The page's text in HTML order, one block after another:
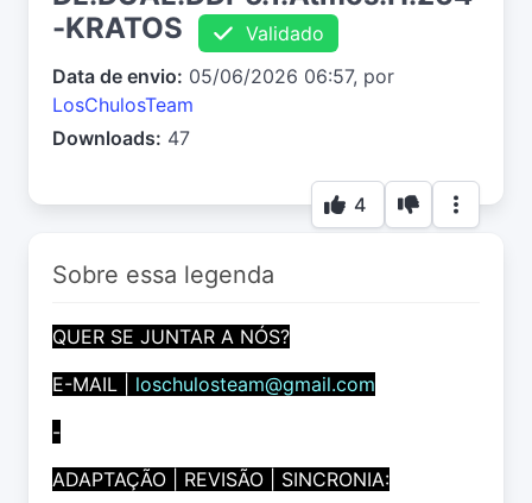
-KRATOS
Validado
Data de envio: 05/06/2026 06:57, por
LosChulosTeam
Downloads: 47
4
Sobre essa legenda
QUER SE JUNTAR A NÓS?
E-MAIL | loschulosteam@gmail.com
-
ADAPTAÇÃO | REVISÃO | SINCRONIA: